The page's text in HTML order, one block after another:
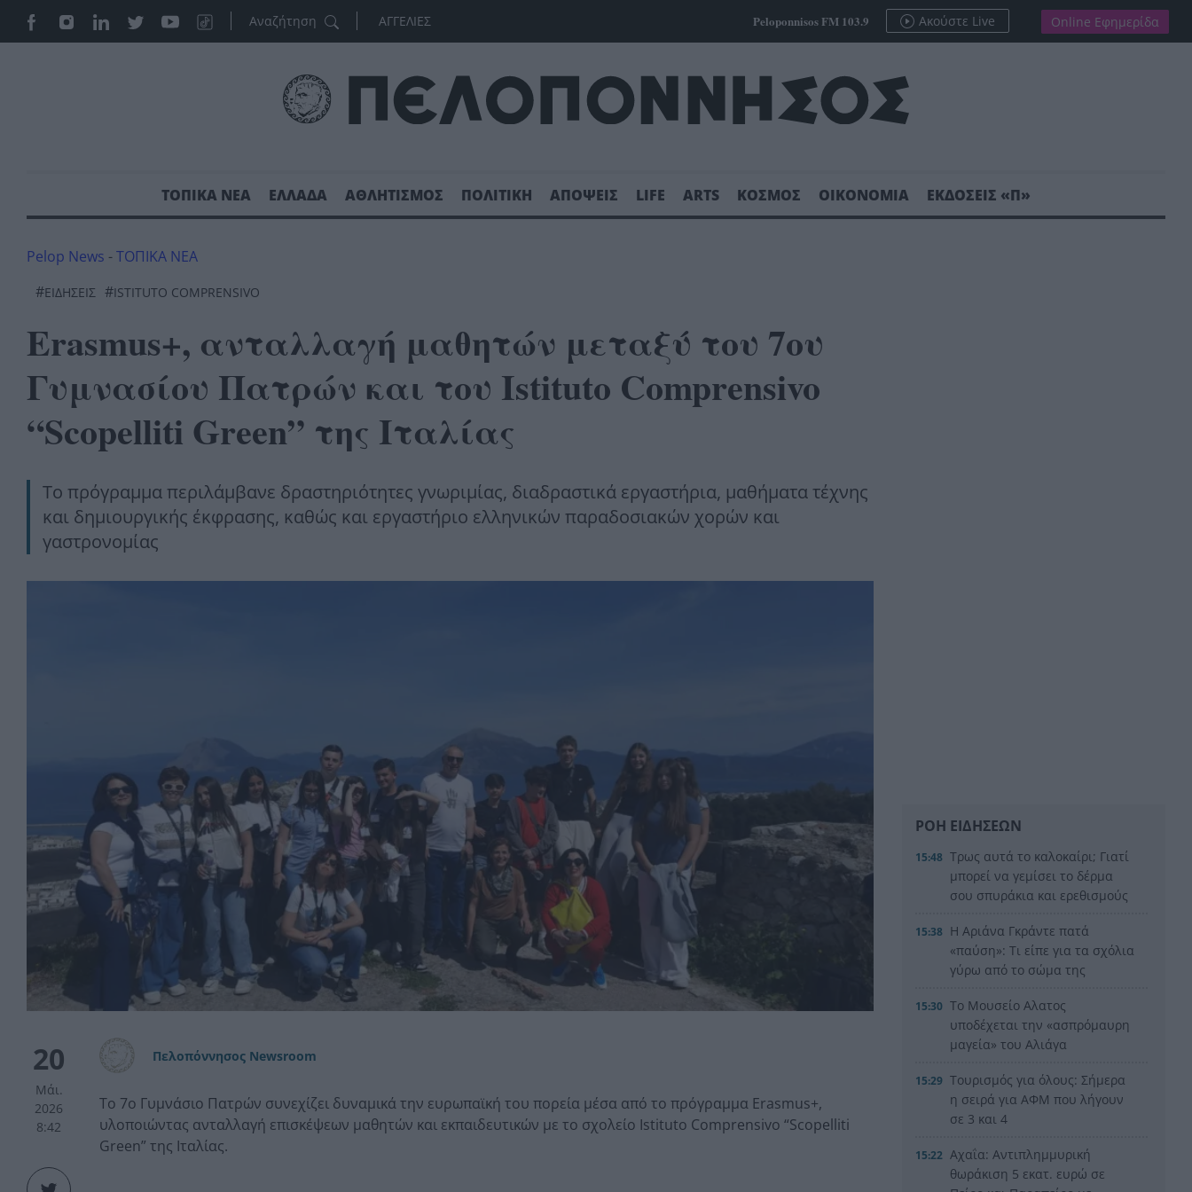
ΑΓΓΕΛΙΕΣ Peloponnisos FM 103.9 Ακούστε Live Online Εφημερίδα
ΤΟΠΙΚΑ ΝΕΑ ΕΛΛΑΔΑ ΑΘΛΗΤΙΣΜΟΣ ΠΟΛΙΤΙΚΗ ΑΠΟΨΕΙΣ LIFE ARTS ΚΟΣΜΟΣ ΟΙΚΟΝΟΜΙΑ ΕΚΔΟΣΕΙΣ «Π»
Pelop News -ΤΟΠΙΚΑ ΝΕΑ
#ΕΙΔΗΣΕΙΣ #ISTITUTO COMPRENSIVO
Erasmus+, ανταλλαγή μαθητών μεταξύ του 7ου
Γυμνασίου Πατρών και του Istituto Comprensivo
“Scopelliti Green” της Ιταλίας
Το πρόγραμμα περιλάμβανε δραστηριότητες γνωριμίας, διαδραστικά εργαστήρια, μαθήματα τέχνης
και δημιουργικής έκφρασης, καθώς και εργαστήριο ελληνικών παραδοσιακών χορών και
γαστρονομίας
20
Μάι.
2026
8:42
Πελοπόννησος Newsroom
Το 7ο Γυμνάσιο Πατρών συνεχίζει δυναμικά την ευρωπαϊκή του πορεία μέσα από το πρόγραμμα Erasmus+,
υλοποιώντας ανταλλαγή επισκέψεων μαθητών και εκπαιδευτικών με το σχολείο Istituto Comprensivo “Scopelliti
Green” της Ιταλίας.
ΡΟΗ ΕΙΔΗΣΕΩΝ
15:48 Τρως αυτά το καλοκαίρι; Γιατί
μπορεί να γεμίσει το δέρμα
σου σπυράκια και ερεθισμούς
15:38 Η Αριάνα Γκράντε πατά
«παύση»: Τι είπε για τα σχόλια
γύρω από το σώμα της
15:30 Το Μουσείο Αλατος
υποδέχεται την «ασπρόμαυρη
μαγεία» του Αλιάγα
15:29 Τουρισμός για όλους: Σήμερα
η σειρά για ΑΦΜ που λήγουν
σε 3 και 4
15:22 Αχαΐα: Αντιπλημμυρική
θωράκιση 5 εκατ. ευρώ σε